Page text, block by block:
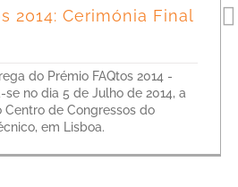
2014: Cerimónia Final
do Prémio FAQtos 2014 -
se no dia 5 de Julho de 2014, a
Centro de Congressos do
em Lisboa.